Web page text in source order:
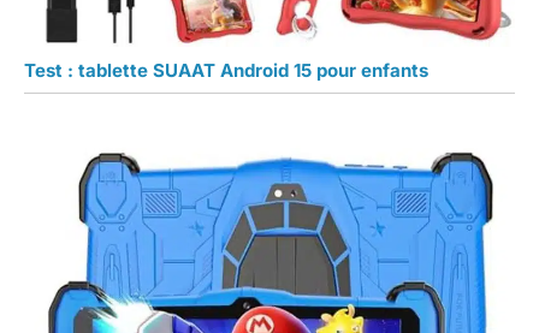
Test : tablette SUAAT Android 15 pour enfants